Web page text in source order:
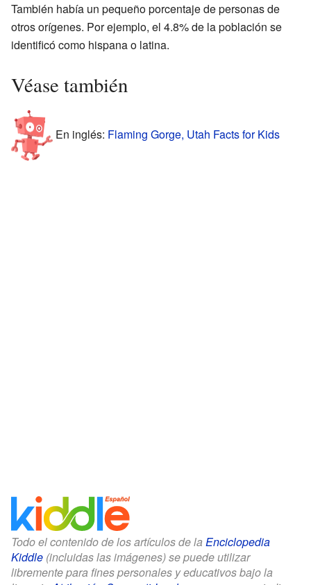
También había un pequeño porcentaje de personas de
otros orígenes. Por ejemplo, el 4.8% de la población se
identificó como hispana o latina.
Véase también
En inglés: Flaming Gorge, Utah Facts for Kids
Todo el contenido de los artículos de la Enciclopedia
Kiddle (incluidas las imágenes) se puede utilizar
libremente para fines personales y educativos bajo la